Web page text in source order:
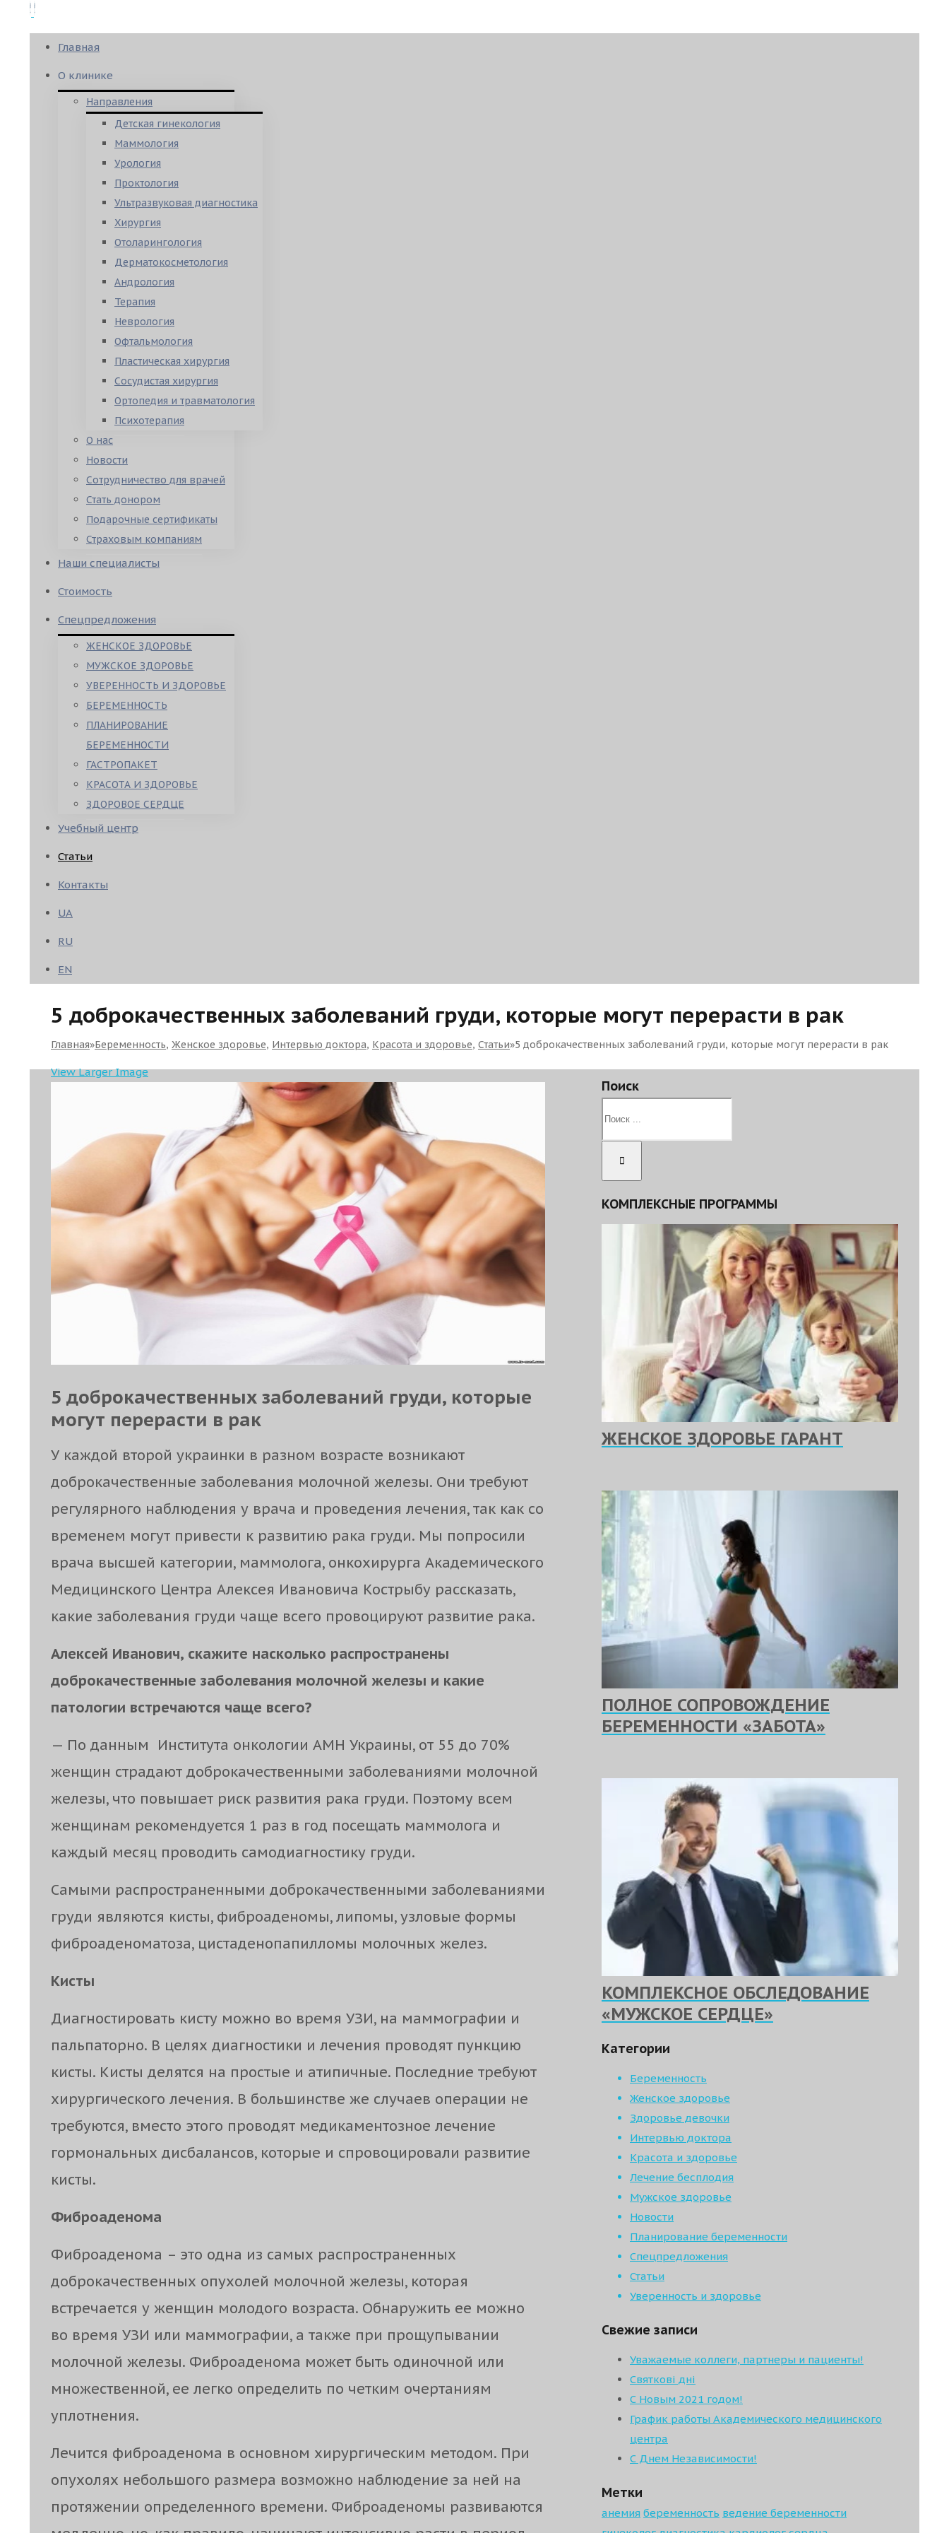
Главная
О клинике
Направления
Детская гинекология
Маммология
Урология
Проктология
Ультразвуковая диагностика
Хирургия
Отоларингология
Дерматокосметология
Андрология
Терапия
Неврология
Офтальмология
Пластическая хирургия
Сосудистая хирургия
Ортопедия и травматология
Психотерапия
О нас
Новости
Сотрудничество для врачей
Стать донором
Подарочные сертификаты
Страховым компаниям
Наши специалисты
Стоимость
Спецпредложения
ЖЕНСКОЕ ЗДОРОВЬЕ
МУЖСКОЕ ЗДОРОВЬЕ
УВЕРЕННОСТЬ И ЗДОРОВЬЕ
БЕРЕМЕННОСТЬ
ПЛАНИРОВАНИЕ
БЕРЕМЕННОСТИ
ГАСТРОПАКЕТ
КРАСОТА И ЗДОРОВЬЕ
ЗДОРОВОЕ СЕРДЦЕ
Учебный центр
Статьи
Контакты
UA
RU
EN
5 доброкачественных заболеваний груди, которые могут перерасти в рак
Главная»Беременность, Женское здоровье, Интервью доктора, Красота и здоровье, Статьи»5 доброкачественных заболеваний груди, которые могут перерасти в рак
View Larger Image
5 доброкачественных заболеваний груди, которые
могут перерасти в рак
У каждой второй украинки в разном возрасте возникают
доброкачественные заболевания молочной железы. Они требуют
регулярного наблюдения у врача и проведения лечения, так как со
временем могут привести к развитию рака груди. Мы попросили
врача высшей категории, маммолога, онкохирурга Академического
Медицинского Центра Алексея Ивановича Кострыбу рассказать,
какие заболевания груди чаще всего провоцируют развитие рака.
Алексей Иванович, скажите насколько распространены
доброкачественные заболевания молочной железы и какие
патологии встречаются чаще всего?
— По данным Института онкологии АМН Украины, от 55 до 70%
женщин страдают доброкачественными заболеваниями молочной
железы, что повышает риск развития рака груди. Поэтому всем
женщинам рекомендуется 1 раз в год посещать маммолога и
каждый месяц проводить самодиагностику груди.
Самыми распространенными доброкачественными заболеваниями
груди являются кисты, фиброаденомы, липомы, узловые формы
фиброаденоматоза, цистаденопапилломы молочных желез.
Кисты
Диагностировать кисту можно во время УЗИ, на маммографии и
пальпаторно. В целях диагностики и лечения проводят пункцию
кисты. Кисты делятся на простые и атипичные. Последние требуют
хирургического лечения. В большинстве же случаев операции не
требуются, вместо этого проводят медикаментозное лечение
гормональных дисбалансов, которые и спровоцировали развитие
кисты.
Фиброаденома
Фиброаденома – это одна из самых распространенных
доброкачественных опухолей молочной железы, которая
встречается у женщин молодого возраста. Обнаружить ее можно
во время УЗИ или маммографии, а также при прощупывании
молочной железы. Фиброаденома может быть одиночной или
множественной, ее легко определить по четким очертаниям
уплотнения.
Лечится фиброаденома в основном хирургическим методом. При
опухолях небольшого размера возможно наблюдение за ней на
протяжении определенного времени. Фиброаденомы развиваются
Поиск
КОМПЛЕКСНЫЕ ПРОГРАММЫ
ЖЕНСКОЕ ЗДОРОВЬЕ ГАРАНТ
ПОЛНОЕ СОПРОВОЖДЕНИЕ
БЕРЕМЕННОСТИ «ЗАБОТА»
КОМПЛЕКСНОЕ ОБСЛЕДОВАНИЕ
«МУЖСКОЕ СЕРДЦЕ»
Категории
Беременность
Женское здоровье
Здоровье девочки
Интервью доктора
Красота и здоровье
Лечение бесплодия
Мужское здоровье
Новости
Планирование беременности
Спецпредложения
Статьи
Уверенность и здоровье
Свежие записи
Уважаемые коллеги, партнеры и пациенты!
Святкові дні
С Новым 2021 годом!
График работы Академического медицинского
центра
С Днем Независимости!
Метки
анемия беременность ведение беременности